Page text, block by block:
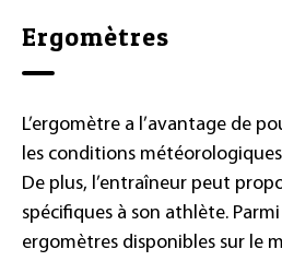
Ergomètres
L’ergomètre a l’avantage de
les conditions
De plus, l’entraîneur peut
spécifiques à son athlète. Parmi
ergomètres disponibles sur le